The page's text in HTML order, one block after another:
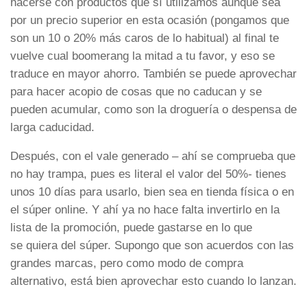
por un precio superior en esta ocasión (pongamos que
son un 10 o 20% más caros de lo habitual) al final te
vuelve cual boomerang la mitad a tu favor, y eso se
traduce en mayor ahorro. También se puede aprovechar
para hacer acopio de cosas que no caducan y se
pueden acumular, como son la droguería o despensa de
larga caducidad.
Después, con el vale generado – ahí se comprueba que
no hay trampa, pues es literal el valor del 50%- tienes
unos 10 días para usarlo, bien sea en tienda física o en
el súper online. Y ahí ya no hace falta invertirlo en la
lista de la promoción, puede gastarse en lo que
se quiera del súper. Supongo que son acuerdos con las
grandes marcas, pero como modo de compra
alternativo, está bien aprovechar esto cuando lo lanzan.